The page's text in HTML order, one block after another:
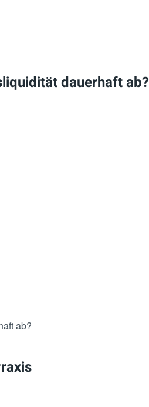
dauerhaft ab?
ab?